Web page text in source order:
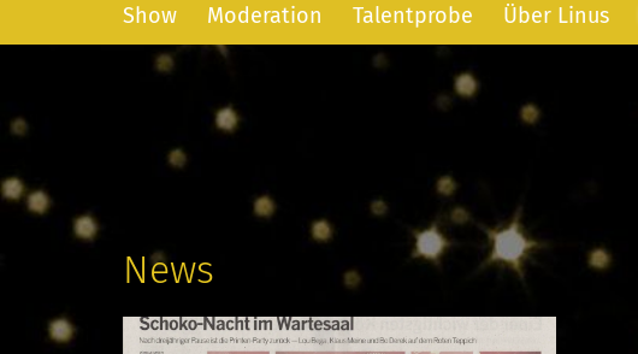
Show Moderation Talentprobe Über Linus
News